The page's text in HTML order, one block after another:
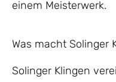
einem Meisterwerk.
Was macht Solinger
Solinger Klingen